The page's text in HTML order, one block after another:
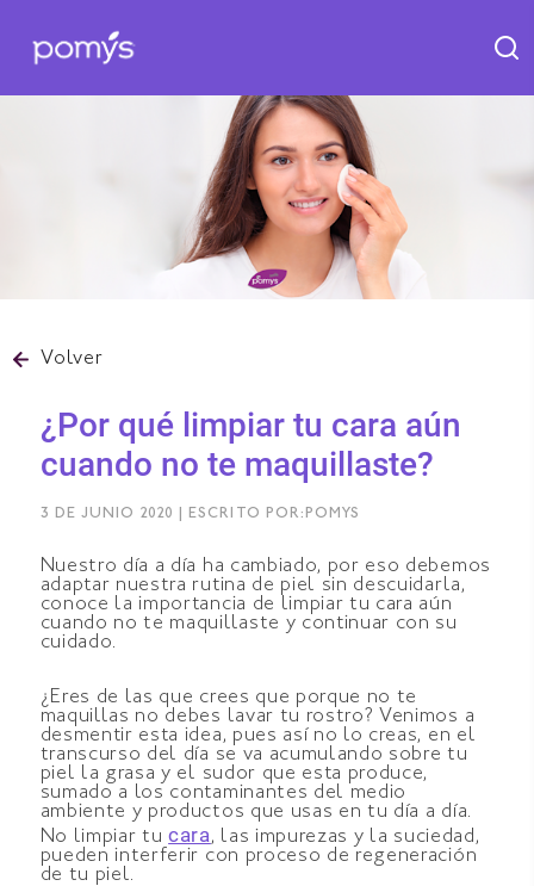
Volver
¿Por qué limpiar tu cara aún
cuando no te maquillaste?
3 DE JUNIO 2020 | ESCRITO POR:POMYS
Nuestro día a día ha cambiado, por eso debemos
adaptar nuestra rutina de piel sin descuidarla,
conoce la importancia de limpiar tu cara aún
cuando no te maquillaste y continuar con su
cuidado.
¿Eres de las que crees que porque no te
maquillas no debes lavar tu rostro? Venimos a
desmentir esta idea, pues así no lo creas, en el
transcurso del día se va acumulando sobre tu
piel la grasa y el sudor que esta produce,
sumado a los contaminantes del medio
ambiente y productos que usas en tu día a día.
No limpiar tu cara , las impurezas y la suciedad,
pueden interferir con proceso de regeneración
de tu piel.